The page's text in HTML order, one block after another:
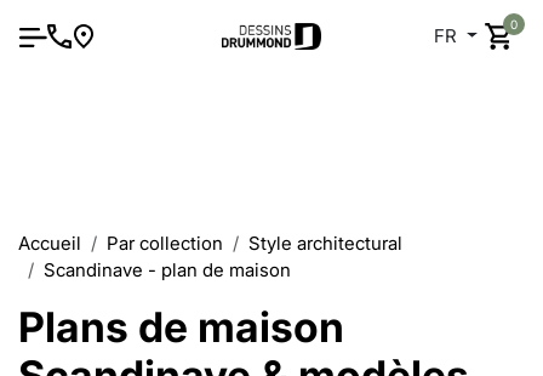
FR
0
Accueil Par collection
Style architectural
Scandinave - plan de maison
Plans de maison